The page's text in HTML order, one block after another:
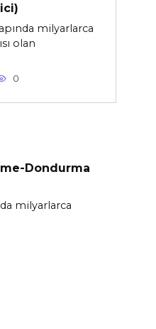
milyarlarca
olan
0
Dondurma
milyarlarca